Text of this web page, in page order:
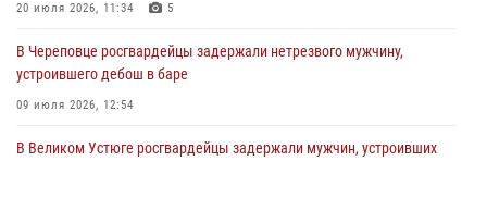
20 июля 2026, 11:34 5
В Череповце росгвардейцы задержали нетрезвого мужчину,
устроившего дебош в баре
09 июля 2026, 12:54
В Великом Устюге росгвардейцы задержали мужчин, устроивших